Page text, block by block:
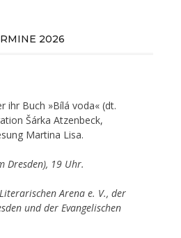
2026
ihr Buch »Bílá voda« (dt.
Šárka Atzenbeck,
Martina Lisa.
Dresden), 19 Uhr.
Arena e. V., der
und der Evangelischen